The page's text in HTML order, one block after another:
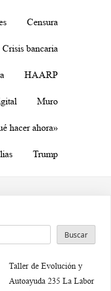
Censura
Crisis bancaria
HAARP
Muro
hacer ahora»
Trump
Buscar
Taller de Evolución y
Autoayuda 235 La Labor